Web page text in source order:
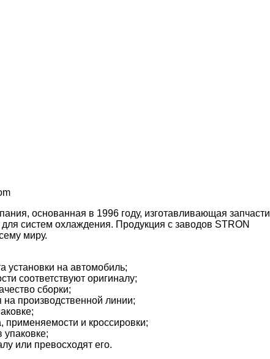
основанная в 1996 году, изготавливающая запчасти
систем охлаждения. Продукция с заводов STRON
миру.
установки на автомобиль;
соответствуют оригиналу;
сборки;
на производственной линии;
применяемости и кроссировки;
или превосходят его.